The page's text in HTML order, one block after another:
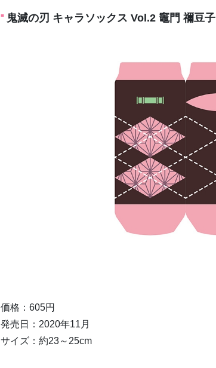
鬼滅の刃 キャラソックス Vol.2 竈門 禰豆子
価格：605円
発売日：2020年11月
サイズ：約23～25cm